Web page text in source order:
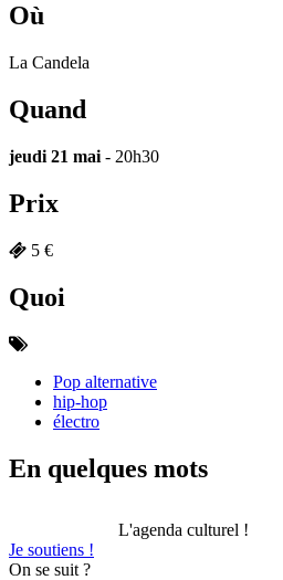
Où
La Candela
Quand
jeudi 21 mai - 20h30
Prix
5 €
Quoi
Pop alternative
hip-hop
électro
En quelques mots
L'agenda culturel !
Je soutiens !
On se suit ?